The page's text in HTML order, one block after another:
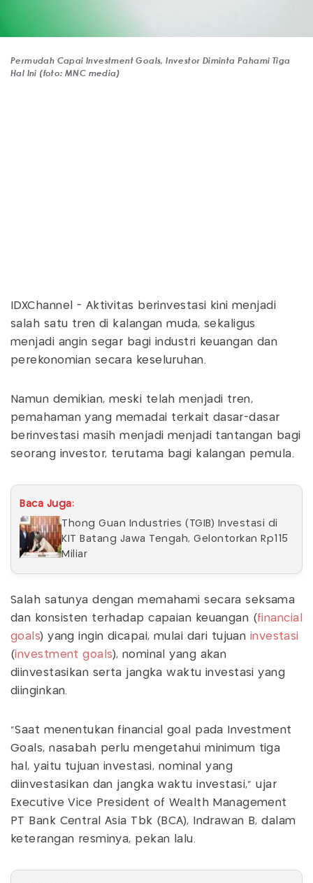
Permudah Capai Investment Goals, Investor Diminta Pahami Tiga
Hal Ini (foto: MNC media)
IDXChannel - Aktivitas berinvestasi kini menjadi
salah satu tren di kalangan muda, sekaligus
menjadi angin segar bagi industri keuangan dan
perekonomian secara keseluruhan.
Namun demikian, meski telah menjadi tren,
pemahaman yang memadai terkait dasar-dasar
berinvestasi masih menjadi menjadi tantangan bagi
seorang investor, terutama bagi kalangan pemula.
Baca Juga:
Thong Guan Industries (TGIB) Investasi di
KIT Batang Jawa Tengah, Gelontorkan Rp115
Miliar
Salah satunya dengan memahami secara seksama
dan konsisten terhadap capaian keuangan (financial
goals) yang ingin dicapai, mulai dari tujuan investasi
(investment goals), nominal yang akan
diinvestasikan serta jangka waktu investasi yang
diinginkan.
"Saat menentukan financial goal pada Investment
Goals, nasabah perlu mengetahui minimum tiga
hal, yaitu tujuan investasi, nominal yang
diinvestasikan dan jangka waktu investasi," ujar
Executive Vice President of Wealth Management
PT Bank Central Asia Tbk (BCA), Indrawan B, dalam
keterangan resminya, pekan lalu.